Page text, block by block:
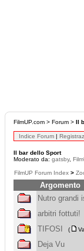
FilmUP.com > Forum > Il
Indice Forum |
Il bar dello Sport
Moderato da: gatsby,
FilmUP Forum Index >
Argomento
Nutro grandi
arbitri fottuti!
TIFOSI
(
Deja Vu